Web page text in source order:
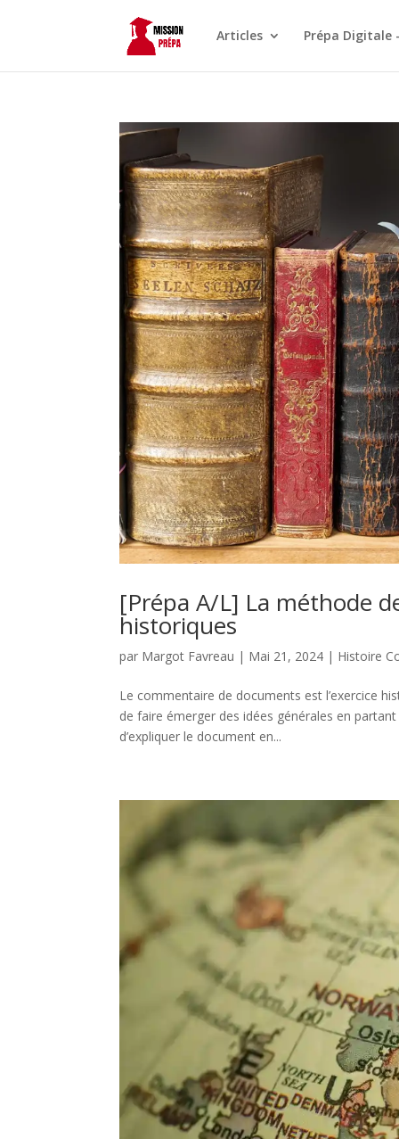
Articles Prépa Digitale
[Prépa A/L] La méthode
historiques
par Margot Favreau | Mai 21, 2024 | Histoire
Le commentaire de documents est l’exercice
de faire émerger des idées générales en
d’expliquer le document en...